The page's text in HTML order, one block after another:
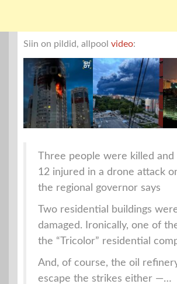
Siin on pildid, allpool video:
Three people were killed and
12 injured in a drone attack
the regional governor says
Two residential buildings
damaged. Ironically, one of
the “Tricolor” residential
And, of course, the oil
escape the strikes either —…